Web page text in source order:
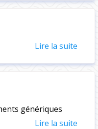
Lire la suite
génériques
Lire la suite